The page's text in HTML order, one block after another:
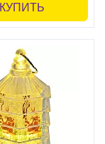
КУПИТЬ